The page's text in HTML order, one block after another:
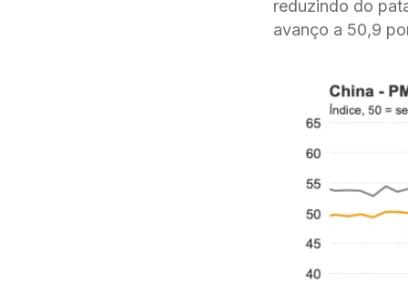
reduzindo do
avanço a 50,9